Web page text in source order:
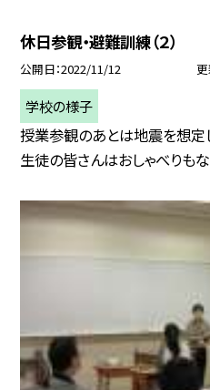
休日参観・避難訓練（２）
公開日 2022/11/12
学校の様子
授業参観のあとは地震を想定
生徒の皆さんはおしゃべりも